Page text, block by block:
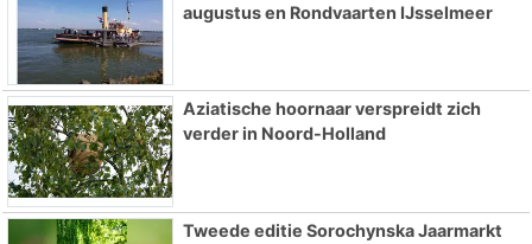
augustus en Rondvaarten IJsselmeer
Aziatische hoornaar verspreidt zich
verder in Noord-Holland
Tweede editie Sorochynska Jaarmarkt